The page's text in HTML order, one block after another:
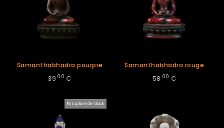
Samanthabhadra pourpre
39.00 €
Samanthabhadra rouge
58.00 €
En rupture de stock